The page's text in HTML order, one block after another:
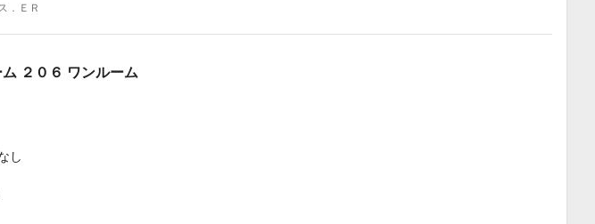
．ＥＲ
２０６ ワンルーム
し